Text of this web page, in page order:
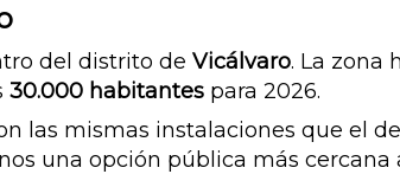
del distrito de Vicálvaro. La zona
30.000 habitantes para 2026.
las mismas instalaciones que el
una opción pública más cercana